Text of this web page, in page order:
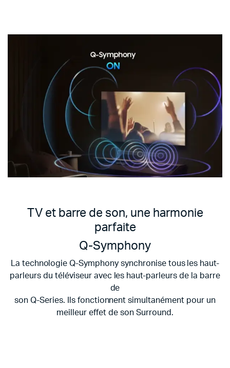
TV et barre de son, une harmonie
parfaite
Q-Symphony
La technologie Q-Symphony synchronise tous les haut-
parleurs du téléviseur avec les haut-parleurs de la barre
de
son Q-Series. Ils fonctionnent simultanément pour un
meilleur effet de son Surround.